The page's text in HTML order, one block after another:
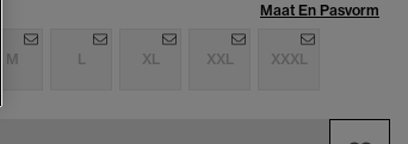
Maat En Pasvorm
M L XL XXL XXXL